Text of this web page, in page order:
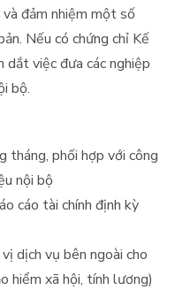
đảm nhiệm một số
Nếu có chứng chỉ Kế
việc đưa các nghiệp
bộ.
tháng, phối hợp với công
nội bộ
cáo tài chính định kỳ
dịch vụ bên ngoài cho
hiểm xã hội, tính lương)